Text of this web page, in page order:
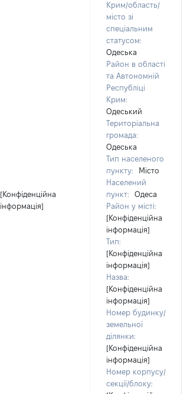
[Конфіденційна
інформація]
Крим/область/
місто зі
спеціальним
статусом:
Одеська
Район в області
та Автономній
Республіці
Крим:
Одеський
Територіальна
громада:
Одеська
Тип населеного
пункту:
Місто
Населений
пункт:
Одеса
Район у місті:
[Конфіденційна
інформація]
Тип:
[Конфіденційна
інформація]
Назва:
[Конфіденційна
інформація]
Номер будинку/
земельної
ділянки:
[Конфіденційна
інформація]
Номер корпусу/
секції/блоку: